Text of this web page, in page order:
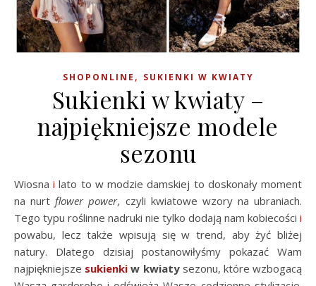
SHOPONLINE , SUKIENKI W KWIATY
Sukienki w kwiaty –
najpiękniejsze modele
sezonu
Wiosnai lato to w modzie damskiej to doskonały moment
na nurtflower power, czyli kwiatowe wzory na ubraniach.
Tego typu roślinne nadruki nie tylko dodają nam kobiecości i
powabu, lecz także wpisują się w trend, aby żyć bliżej
natury. Dlatego dzisiaj postanowiłyśmy pokazać Wam
najpiękniejsze sukienki w kwiatysezonu, które wzbogacą